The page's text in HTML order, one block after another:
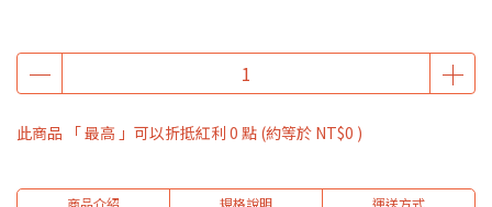
此商品 「 最高 」可以折抵紅利 0 點 (約等於 NT$0 )
商品介紹 規格說明 運送方式